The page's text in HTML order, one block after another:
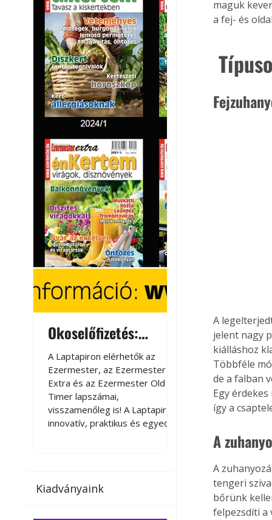
Okoselőfizetés:
Ezermester Extra
A Laptapiron elérhetők az
Ezermester, az Ezermester
Extra és az Ezermester Old
Timer lapszámai,
visszamenőleg is! A Laptapir új,
innovatív, praktikus és egyedi
az otthonában, útközben vagy
elérhetők lapszámaink. Bárhol,
Okoselőfizetés
A Laptapiron
Ezermester, az
Extra és az
Timer lapszámai,
visszamenőleg is! A
megoldás a
magazinok digitális
számítógépen,
vagy táblagépen.
az otthonában,
nyaralás, pihenés
elérhetők
Kiadványaink
maguk
a fej- és
A
jelent nagy
kiálláshoz
Többféle
de a falban
Egy
így a
A
A
tengeri
bőrünk
felpezsdíti a